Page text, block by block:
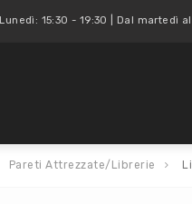
Lunedì: 15:30 - 19:30 | Dal martedì
Pareti Attrezzate/Librerie